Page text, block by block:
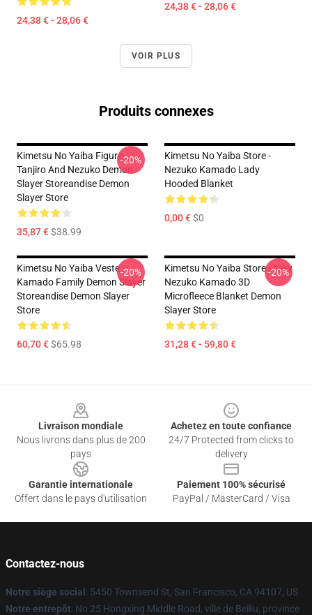
24,38 € - 28,06 €
24,38 € - 28,06 €
VOIR PLUS
Produits connexes
Kimetsu No Yaiba Figure -
Tanjiro And Nezuko Demon
Slayer Storeandise Demon
Slayer Store
35,87 €$38.99
-20%
Kimetsu No Yaiba Store -
Nezuko Kamado Lady
Hooded Blanket
0,00 €$0
Kimetsu No Yaiba Veste
Kamado Family Demon Slayer
Storeandise Demon Slayer
Store
60,70 €$65.98
-20%
Kimetsu No Yaiba Store - New
Nezuko Kamado 3D
Microfleece Blanket Demon
Slayer Store
31,28 € - 59,80 €
-20%
Livraison mondiale
Nous livrons dans plus de 200
pays
Achetez en toute confiance
24/7 Protected from clicks to
delivery
Garantie internationale
Offert dans le pays d'utilisation
Paiement 100% sécurisé
PayPal / MasterCard / Visa
Contactez-nous
Notre siège social : 5450 Townsend St, San Francisco, CA 94107, US
Notre entrepôt: No 25 Hongxing Middle Road, ville de Beiliu, province